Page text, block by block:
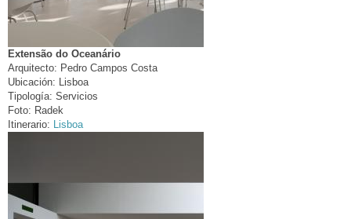
Extensão do Oceanário
Arquitecto: Pedro Campos Costa
Ubicación: Lisboa
Tipología: Servicios
Foto: Radek
Itinerario: Lisboa